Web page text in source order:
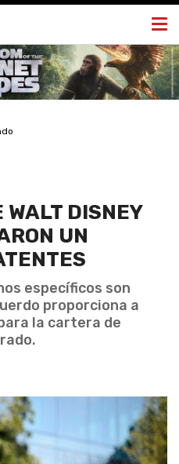
WALT DISNEY
UN
específicos son
proporciona a
la cartera de